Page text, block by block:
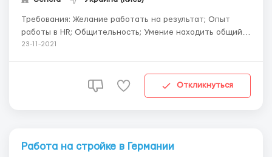
Требования: Желание работать на результат; Опыт
работы в HR; Общительность; Умение находить общий
язык с разными людьми. Возраст не имеет значение,
23-11-2021
Откликнуться
Работа на стройке в Германии